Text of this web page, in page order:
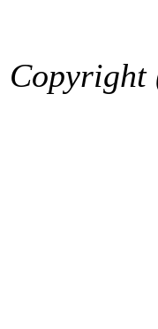
Copyright